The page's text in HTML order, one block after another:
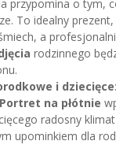
przypomina o tym,
To idealny
a
rodzinnego
i dziecięce
Portret na płótnie
radosny
upominkiem dla